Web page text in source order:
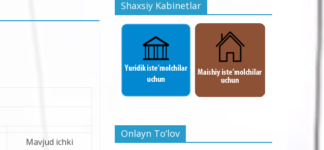
Mavjud ichki
Shaxsiy Kabinetlar
Onlayn To’lov